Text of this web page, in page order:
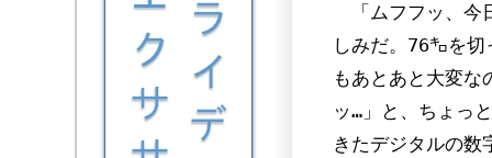
「ムフフッ、今
しみだ。76㌔を
もあとあと大変な
ッ…」と、ちょっ
きたデジタルの